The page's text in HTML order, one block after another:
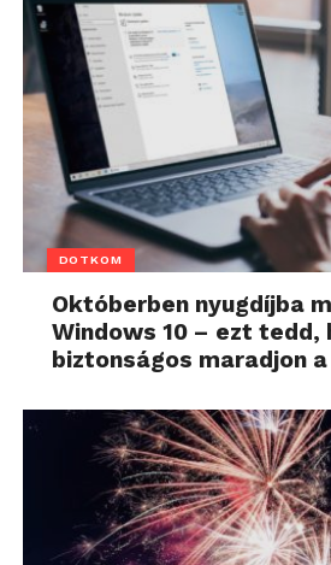
DOTKOM
Októberben nyugdíjba
Windows 10 – ezt tedd,
biztonságos maradjon